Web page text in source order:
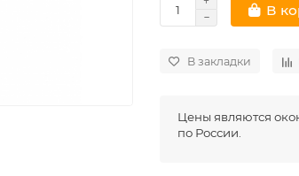
В
В закладки
Цены являются
по России.